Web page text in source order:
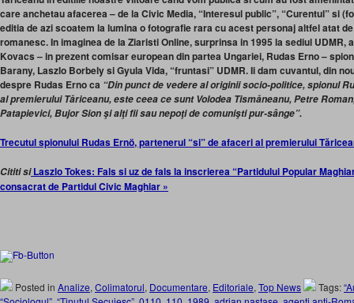
care anchetau afacerea – de la Civic Media, “Interesul public”, “Curentul” si
editia de azi scoatem la lumina o fotografie rara cu acest personaj altfel atat
romanesc. In imaginea de la Ziaristi Online, surprinsa in 1995 la sediul UDMR,
Kovacs – in prezent comisar european din partea Ungariei, Rudas Erno –
Barany, Laszlo Borbely si Gyula Vida, “fruntasi” UDMR. Ii dam cuvantul, din
despre Rudas Erno ca “Din punct de vedere al originii socio-politice, spionul
al premierului Tăriceanu, este ceea ce sunt Volodea Tismăneanu, Petre
Patapievici, Bujor Sion şi alţi fii sau nepoţi de comunişti pur-sânge”.
Trecutul spionului Rudas Ernö, partenerul “si” de afaceri al premierului
Cititi siLaszlo Tokes: Fals si uz de fals la inscrierea “Partidului Popular
consacrat de Partidul Civic Maghiar »
Posted in Analize, Colimatorul, Documentare, Editoriale, Top News Tags: